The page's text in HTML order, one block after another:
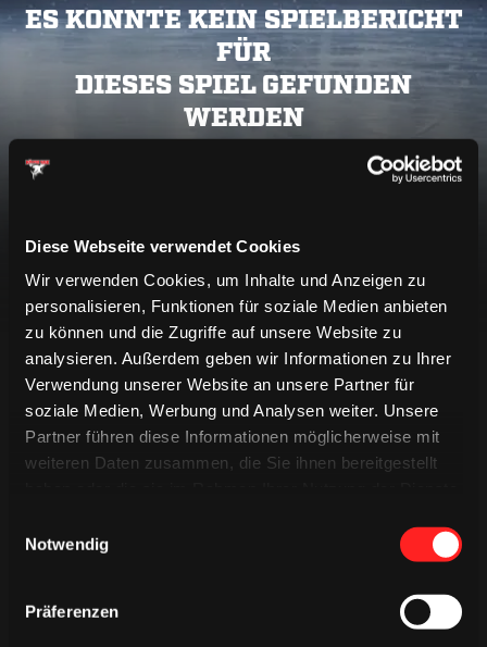
Diese Webseite verwendet Cookies
Wir verwenden Cookies, um Inhalte und Anzeigen zu
personalisieren, Funktionen für soziale Medien anbieten
zu können und die Zugriffe auf unsere Website zu
analysieren. Außerdem geben wir Informationen zu Ihrer
Verwendung unserer Website an unsere Partner für
soziale Medien, Werbung und Analysen weiter. Unsere
Partner führen diese Informationen möglicherweise mit
weiteren Daten zusammen, die Sie ihnen bereitgestellt
Notwendig
Präferenzen
ES KONNTE KEIN SPIELBERICHT
FÜR
DIESES SPIEL GEFUNDEN
WERDEN
Bitte lade die Seite neu oder versuche es zu einem
LIVETICKER
EREIGNISSE
PREGAME QUIZ
SPIELBERICHT
MINIGAME